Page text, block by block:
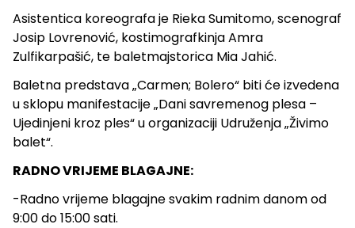
Asistentica koreografa je Rieka Sumitomo, scenograf
Josip Lovrenović, kostimografkinja Amra
Zulfikarpašić, te baletmajstorica Mia Jahić.
Baletna predstava „Carmen; Bolero“ biti će izvedena
u sklopu manifestacije „Dani savremenog plesa –
Ujedinjeni kroz ples“ u organizaciji Udruženja „Živimo
balet“.
RADNO VRIJEME BLAGAJNE:
-Radno vrijeme blagajne svakim radnim danom od
9:00 do 15:00 sati.